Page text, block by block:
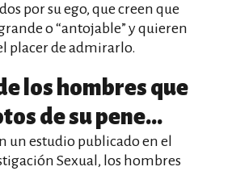
por su ego, que creen que
o “antojable” y quieren
placer de admirarlo.
los hombres que
de su pene…
un estudio publicado en el
Sexual, los hombres